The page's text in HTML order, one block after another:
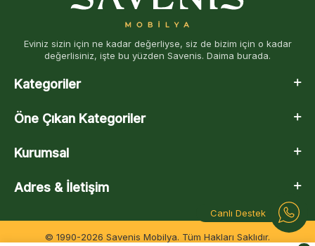
Canlı Destek
Eviniz sizin için ne kadar değerliyse, siz de bizim için o kadar
değerlisiniz, işte bu yüzden Savenis. Daima burada.
Kategoriler
Öne Çıkan Kategoriler
Kurumsal
Adres & İletişim
© 1990-2026 Savenis Mobilya. Tüm Hakları Saklıdır.